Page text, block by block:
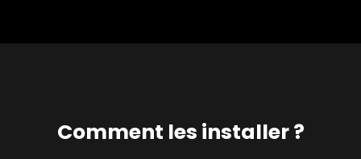
Comment les installer ?